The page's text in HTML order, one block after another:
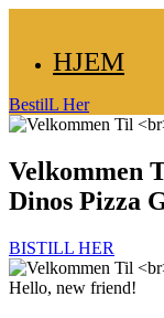
HJEM
BestilL Her
Velkommen
Dinos Pizza
BISTILL HER
Hello, new friend!